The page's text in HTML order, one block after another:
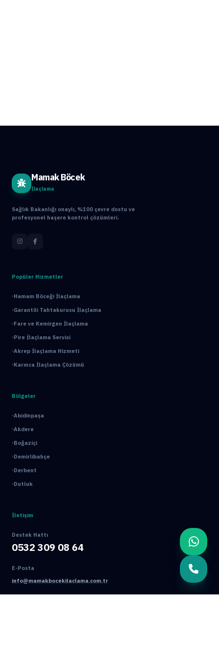
Mamak Böcek
İlaçlama
Sağlık Bakanlığı onaylı, %100 çevre dostu ve
profesyonel haşere kontrol çözümleri.
Popüler Hizmetler
Hamam Böceği İlaçlama
Garantili Tahtakurusu İlaçlama
Fare ve Kemirgen İlaçlama
Pire İlaçlama Servisi
Akrep İlaçlama Hizmeti
Karınca İlaçlama Çözümü
Bölgeler
Abidinpaşa
Akdere
Boğaziçi
Demirlibahçe
Derbent
Dutluk
İletişim
Destek Hattı
0532 309 08 64
E-Posta
info@mamakbocekilaclama.com.tr